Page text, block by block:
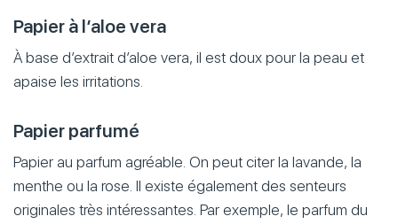
Papier à l’aloe vera
À base d’extrait d’aloe vera, il est doux pour la peau et
apaise les irritations.
Papier parfumé
Papier au parfum agréable. On peut citer la lavande, la
menthe ou la rose. Il existe également des senteurs
originales très intéressantes. Par exemple, le parfum du